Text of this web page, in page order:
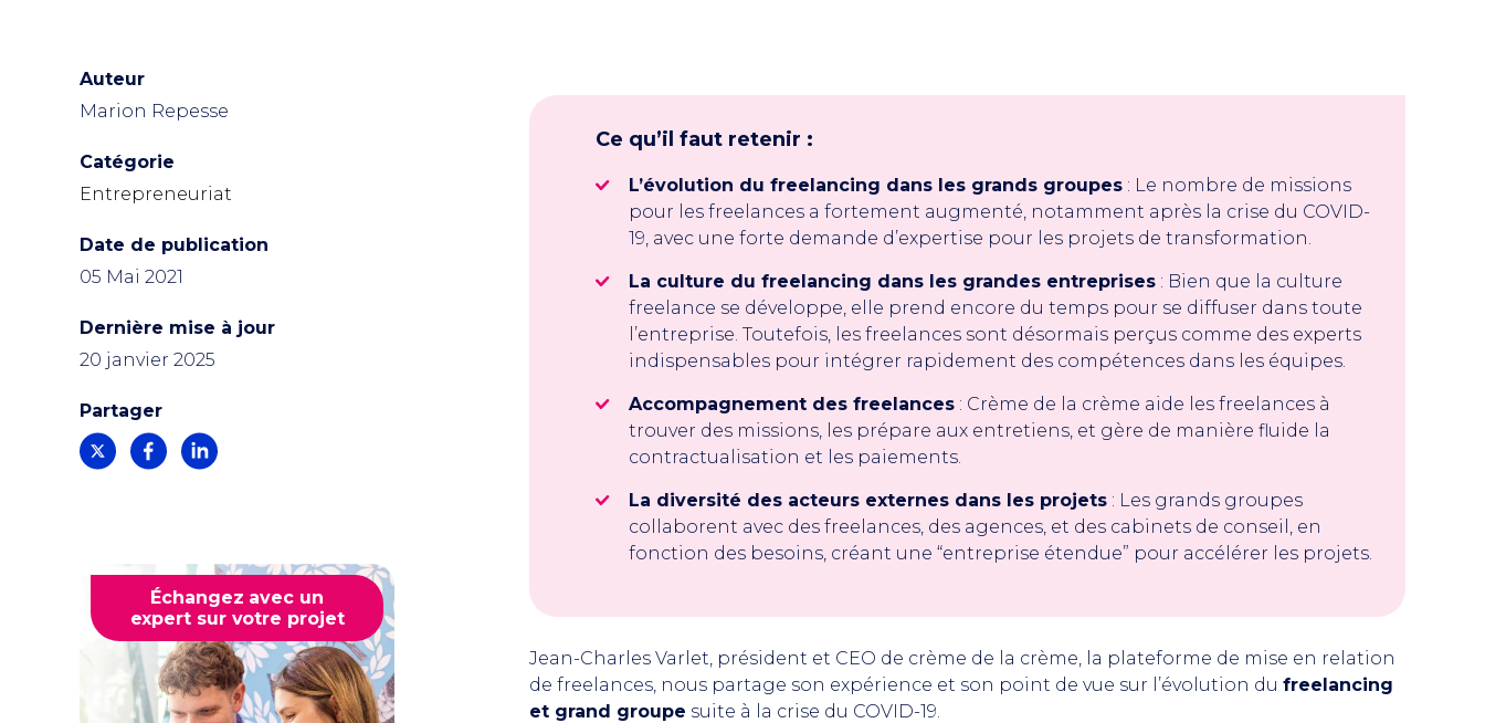
Ce qu’il faut retenir :
L’évolution du freelancing dans les grands groupes : Le nombre de missions
pour les freelances a fortement augmenté, notamment après la crise du COVID-
19, avec une forte demande d’expertise pour les projets de transformation.
La culture du freelancing dans les grandes entreprises : Bien que la culture
freelance se développe, elle prend encore du temps pour se diffuser dans toute
l’entreprise. Toutefois, les freelances sont désormais perçus comme des experts
indispensables pour intégrer rapidement des compétences dans les équipes.
Accompagnement des freelances : Crème de la crème aide les freelances à
trouver des missions, les prépare aux entretiens, et gère de manière fluide la
contractualisation et les paiements.
La diversité des acteurs externes dans les projets : Les grands groupes
collaborent avec des freelances, des agences, et des cabinets de conseil, en
fonction des besoins, créant une “entreprise étendue” pour accélérer les projets.
Jean-Charles Varlet, président et CEO de crème de la crème, la plateforme de mise en relation
de freelances, nous partage son expérience et son point de vue sur l’évolution du freelancing
et grand groupe suite à la crise du COVID-19.
Auteur
Marion Repesse
Catégorie
Entrepreneuriat
Date de publication
05 Mai 2021
Dernière mise à jour
20 janvier 2025
Partager
Échangez avec un
expert sur votre projet